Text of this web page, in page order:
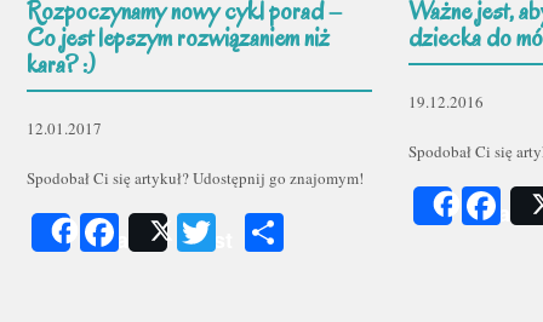
Rozpoczynamy nowy cykl porad –
Co jest lepszym rozwiązaniem niż
kara? :)
12.01.2017
Spodobał Ci się artykuł? Udostępnij go znajomym!
ShareFacebook
Post Twitter
Ważne jest,
dziecka do
19.12.2016
Spodobał Ci się
Share